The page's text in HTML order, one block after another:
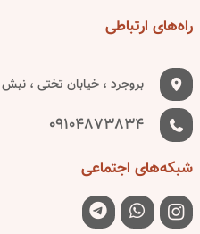
راه‌های ارتباطی
بروجرد ، خیابان تختی ، نبش
09104873834
شبکه‌های اجتماعی